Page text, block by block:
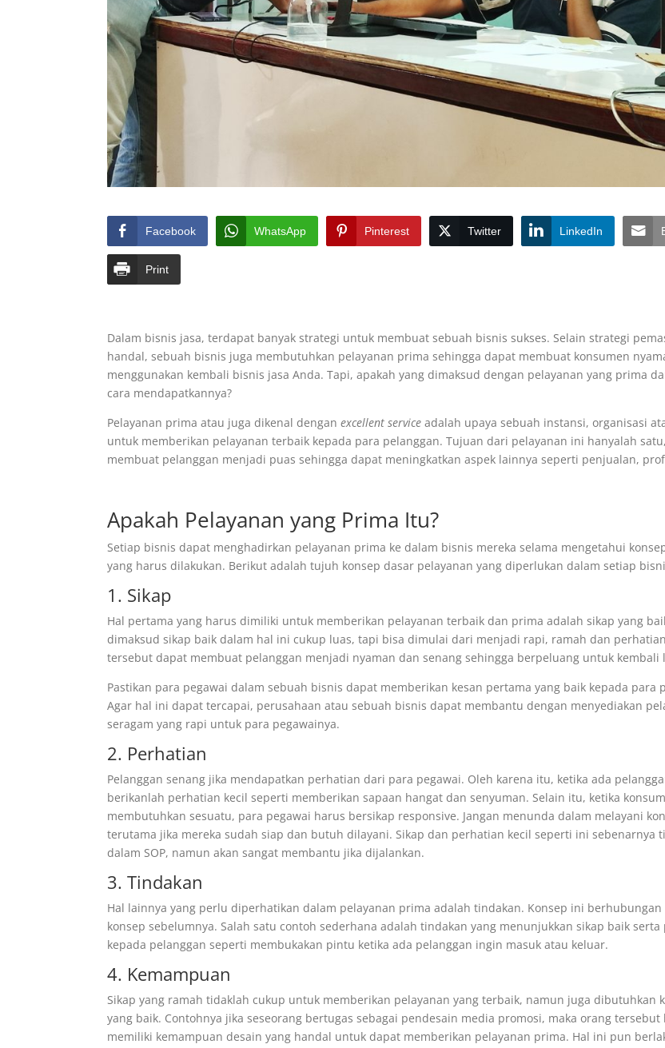
Facebook WhatsApp Pinterest Twitter LinkedIn
Print
Dalam bisnis jasa, terdapat banyak strategi untuk membuat sebuah bisnis sukses. Selain strategi
handal, sebuah bisnis juga membutuhkan pelayanan prima sehingga dapat membuat konsumen
menggunakan kembali bisnis jasa Anda. Tapi, apakah yang dimaksud dengan pelayanan yang prima
cara mendapatkannya?
Pelayanan prima atau juga dikenal denganexcellent serviceadalah upaya sebuah instansi, organisasi
untuk memberikan pelayanan terbaik kepada para pelanggan. Tujuan dari pelayanan ini hanyalah
membuat pelanggan menjadi puas sehingga dapat meningkatkan aspek lainnya seperti penjualan,
Apakah Pelayanan yang Prima Itu?
Setiap bisnis dapat menghadirkan pelayanan prima ke dalam bisnis mereka selama mengetahui
yang harus dilakukan. Berikut adalah tujuh konsep dasar pelayanan yang diperlukan dalam setiap
1. Sikap
Hal pertama yang harus dimiliki untuk memberikan pelayanan terbaik dan prima adalah sikap yang
dimaksud sikap baik dalam hal ini cukup luas, tapi bisa dimulai dari menjadi rapi, ramah dan
tersebut dapat membuat pelanggan menjadi nyaman dan senang sehingga berpeluang untuk kembali
Pastikan para pegawai dalam sebuah bisnis dapat memberikan kesan pertama yang baik kepada para
Agar hal ini dapat tercapai, perusahaan atau sebuah bisnis dapat membantu dengan menyediakan
seragam yang rapi untuk para pegawainya.
2. Perhatian
Pelanggan senang jika mendapatkan perhatian dari para pegawai. Oleh karena itu, ketika ada
berikanlah perhatian kecil seperti memberikan sapaan hangat dan senyuman. Selain itu, ketika
membutuhkan sesuatu, para pegawai harus bersikap responsive. Jangan menunda dalam melayani
terutama jika mereka sudah siap dan butuh dilayani. Sikap dan perhatian kecil seperti ini sebenarnya
dalam SOP, namun akan sangat membantu jika dijalankan.
3. Tindakan
Hal lainnya yang perlu diperhatikan dalam pelayanan prima adalah tindakan. Konsep ini berhubungan
konsep sebelumnya. Salah satu contoh sederhana adalah tindakan yang menunjukkan sikap baik
kepada pelanggan seperti membukakan pintu ketika ada pelanggan ingin masuk atau keluar.
4. Kemampuan
Sikap yang ramah tidaklah cukup untuk memberikan pelayanan yang terbaik, namun juga dibutuhkan
yang baik. Contohnya jika seseorang bertugas sebagai pendesain media promosi, maka orang tersebut
memiliki kemampuan desain yang handal untuk dapat memberikan pelayanan prima. Hal ini pun